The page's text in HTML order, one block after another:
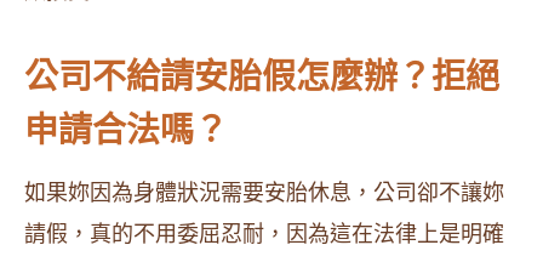
公司不給請安胎假怎麼辦？拒絕
申請合法嗎？
如果妳因為身體狀況需要安胎休息，公司卻不讓妳
請假，真的不用委屈忍耐，因為這在法律上是明確